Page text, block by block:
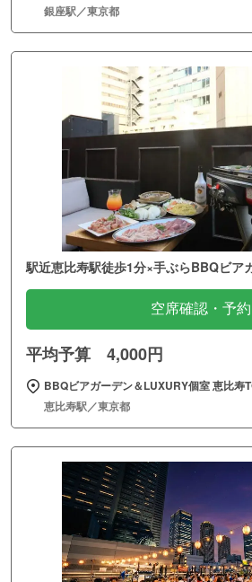
銀座駅／東京都
駅近恵比寿駅徒歩1分×手ぶらBBQビア
空席確認・予約
平均予算 4,000円
BBQビアガーデン＆LUXURY個室 恵比寿
恵比寿駅／東京都